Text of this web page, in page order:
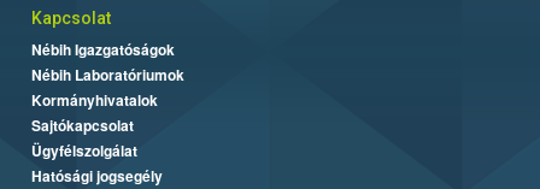
Kapcsolat
Nébih Igazgatóságok
Nébih Laboratóriumok
Kormányhivatalok
Sajtókapcsolat
Ügyfélszolgálat
Hatósági jogsegély